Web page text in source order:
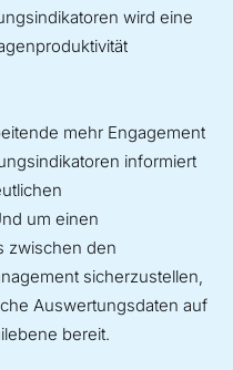
wird eine
mehr Engagement
informiert
um einen
zwischen den
sicherzustellen,
Auswertungsdaten auf
bereit.